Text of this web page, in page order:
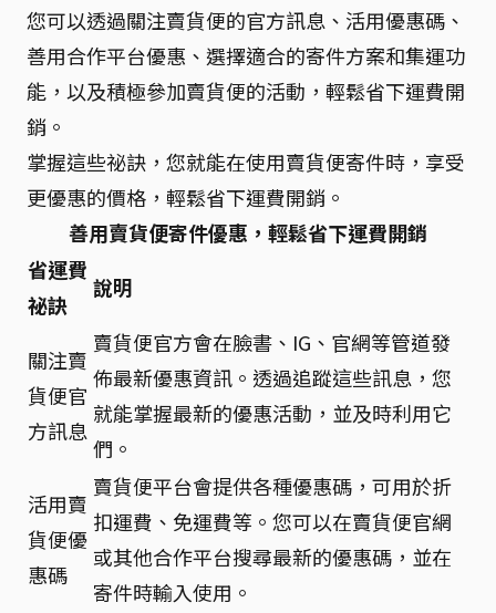
您可以透過關注賣貨便的官方訊息、活用優惠碼、
善用合作平台優惠、選擇適合的寄件方案和集運功
能，以及積極參加賣貨便的活動，輕鬆省下運費開
銷。
掌握這些祕訣，您就能在使用賣貨便寄件時，享受
更優惠的價格，輕鬆省下運費開銷。
善用賣貨便寄件優惠，輕鬆省下運費開銷
省運費
祕訣
說明
關注賣
貨便官
方訊息
賣貨便官方會在臉書、IG、官網等管道發
佈最新優惠資訊。透過追蹤這些訊息，您
就能掌握最新的優惠活動，並及時利用它
們。
活用賣
貨便優
惠碼
賣貨便平台會提供各種優惠碼，可用於折
扣運費、免運費等。您可以在賣貨便官網
或其他合作平台搜尋最新的優惠碼，並在
寄件時輸入使用。